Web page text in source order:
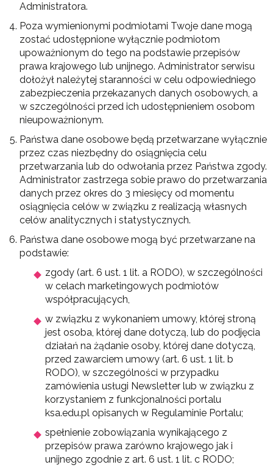
Administratora.
Poza wymienionymi podmiotami Twoje dane mogą
zostać udostępnione wyłącznie podmiotom
upoważnionym do tego na podstawie przepisów
prawa krajowego lub unijnego. Administrator serwisu
dołożył należytej staranności w celu odpowiedniego
zabezpieczenia przekazanych danych osobowych, a
w szczególności przed ich udostępnieniem osobom
nieupoważnionym.
Państwa dane osobowe będą przetwarzane wyłącznie
przez czas niezbędny do osiągnięcia celu
przetwarzania lub do odwołania przez Państwa zgody.
Administrator zastrzega sobie prawo do przetwarzania
danych przez okres do 3 miesięcy od momentu
osiągnięcia celów w związku z realizacją własnych
celów analitycznych i statystycznych.
Państwa dane osobowe mogą być przetwarzane na
podstawie:
zgody (art. 6 ust. 1 lit. a RODO), w szczególności
w celach marketingowych podmiotów
współpracujących,
w związku z wykonaniem umowy, której stroną
jest osoba, której dane dotyczą, lub do podjęcia
działań na żądanie osoby, której dane dotyczą,
przed zawarciem umowy (art. 6 ust. 1 lit. b
RODO), w szczególności w przypadku
zamówienia usługi Newsletter lub w związku z
korzystaniem z funkcjonalności portalu
ksa.edu.pl opisanych w Regulaminie Portalu;
spełnienie zobowiązania wynikającego z
przepisów prawa zarówno krajowego jak i
unijnego zgodnie z art. 6 ust. 1 lit. c RODO;